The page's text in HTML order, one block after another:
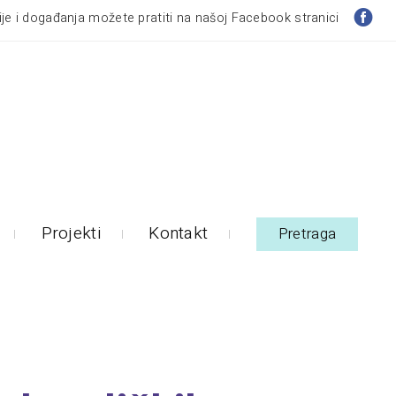
i događanja možete pratiti na našoj Facebook stranici
Projekti Kontakt Pretraga